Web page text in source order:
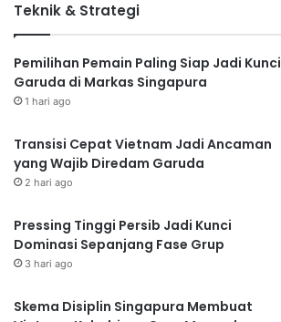
Teknik & Strategi
Pemilihan Pemain Paling Siap Jadi Kunci
Garuda di Markas Singapura
1 hari ago
Transisi Cepat Vietnam Jadi Ancaman
yang Wajib Diredam Garuda
2 hari ago
Pressing Tinggi Persib Jadi Kunci
Dominasi Sepanjang Fase Grup
3 hari ago
Skema Disiplin Singapura Membuat